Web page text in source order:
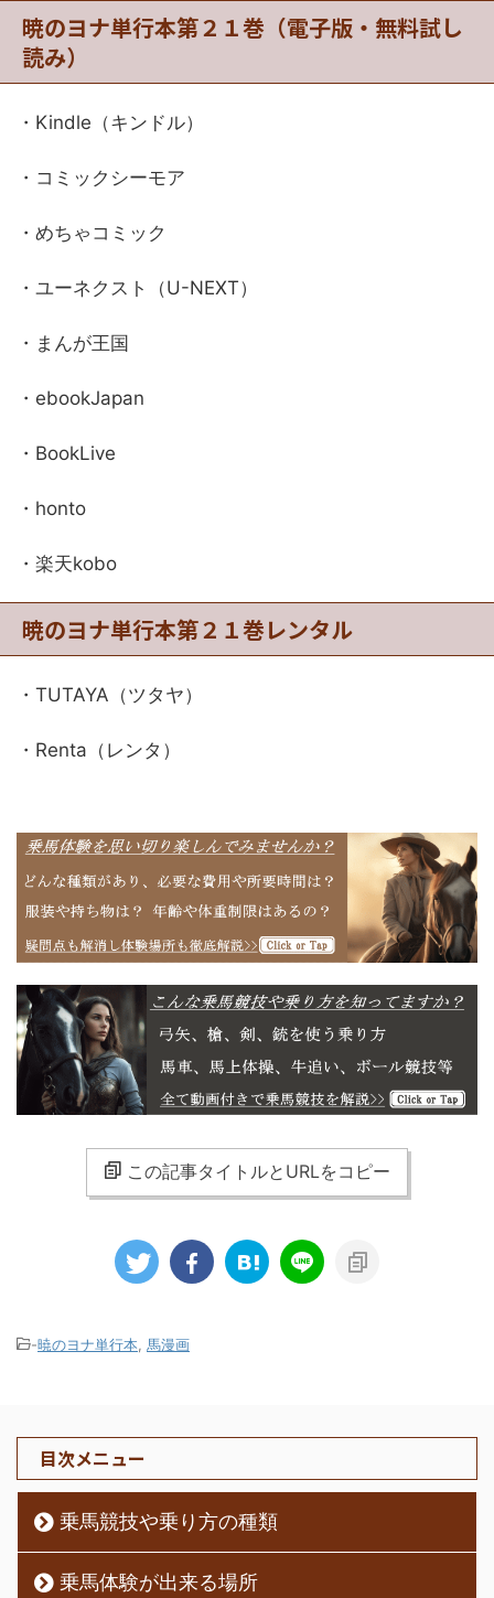
暁のヨナ単行本第２１巻（電子版・無料試し
読み）
・Kindle（キンドル）
・コミックシーモア
・めちゃコミック
・ユーネクスト（U-NEXT）
・まんが王国
・ebookJapan
・BookLive
・honto
・楽天kobo
暁のヨナ単行本第２１巻レンタル
・TUTAYA（ツタヤ）
・Renta（レンタ）
この記事タイトルとURLをコピー
-暁のヨナ単行本 馬漫画
目次メニュー
乗馬競技や乗り方の種類
乗馬体験が出来る場所